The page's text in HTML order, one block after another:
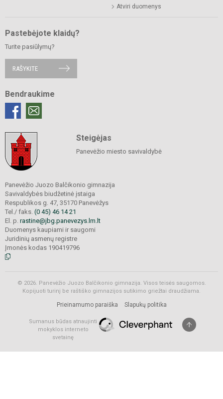
Atviri duomenys
Pastebėjote klaidų?
Turite pasiūlymų?
RAŠYKITE
Bendraukime
Steigėjas
Panevėžio miesto savivaldybė
Panevėžio Juozo Balčikonio gimnazija
Savivaldybės biudžetinė įstaiga
Respublikos g. 47, 35170 Panevėžys
Tel./ faks. (0 45) 46 14 21
El. p. rastine@jbg.panevezys.lm.lt
Duomenys kaupiami ir saugomi
Juridinių asmenų registre
Įmonės kodas 190419796
© 2026. Panevėžio Juozo Balčikonio gimnazija. Visos teisės saugomos.
Kopijuoti turinį be raštiško gimnazijos sutikimo griežtai draudžiama.
Prieinamumo paraiška Slapukų politika
Sumanus būdas atnaujinti
mokyklos interneto
svetainę